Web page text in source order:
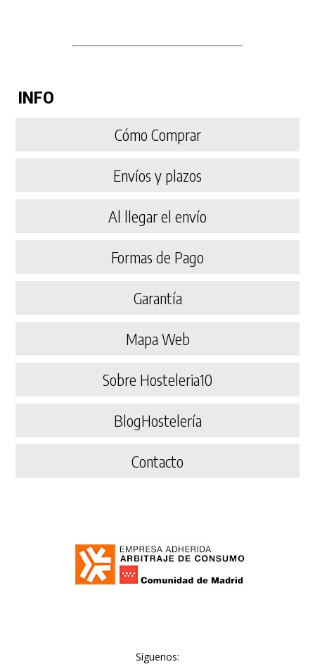
INFO
Cómo Comprar
Envíos y plazos
Al llegar el envío
Formas de Pago
Garantía
Mapa Web
Sobre Hosteleria10
BlogHostelería
Contacto
Síguenos: